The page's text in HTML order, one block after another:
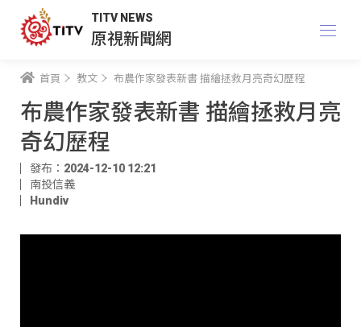
TITV NEWS
原視新聞網
首頁 教文 布農作家發表新書 描繪拯救月亮奇幻歷程
布農作家發表新書 描繪拯救月亮
奇幻歷程
發布：2024-12-10 12:21
南投信義
Hundiv